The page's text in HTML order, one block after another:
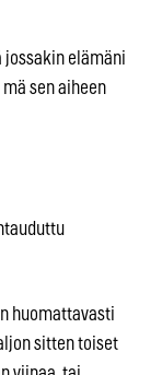
jossakin elämäni
sen aiheen
huomattavasti
sitten toiset